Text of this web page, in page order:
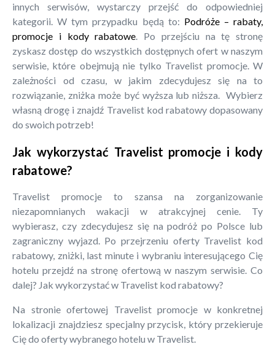
innych serwisów, wystarczy przejść do odpowiedniej
kategorii. W tym przypadku będą to: Podróże – rabaty,
promocje i kody rabatowe. Po przejściu na tę stronę
zyskasz dostęp do wszystkich dostępnych ofert w naszym
serwisie, które obejmują nie tylko Travelist promocje. W
zależności od czasu, w jakim zdecydujesz się na to
rozwiązanie, zniżka może być wyższa lub niższa. Wybierz
własną drogę i znajdź Travelist kod rabatowy dopasowany
do swoich potrzeb!
Jak wykorzystać Travelist promocje i kody
rabatowe?
Travelist promocje to szansa na zorganizowanie
niezapomnianych wakacji w atrakcyjnej cenie. Ty
wybierasz, czy zdecydujesz się na podróż po Polsce lub
zagraniczny wyjazd. Po przejrzeniu oferty Travelist kod
rabatowy, zniżki, last minute i wybraniu interesującego Cię
hotelu przejdź na stronę ofertową w naszym serwisie. Co
dalej? Jak wykorzystać w Travelist kod rabatowy?
Na stronie ofertowej Travelist promocje w konkretnej
lokalizacji znajdziesz specjalny przycisk, który przekieruje
Cię do oferty wybranego hotelu w Travelist.